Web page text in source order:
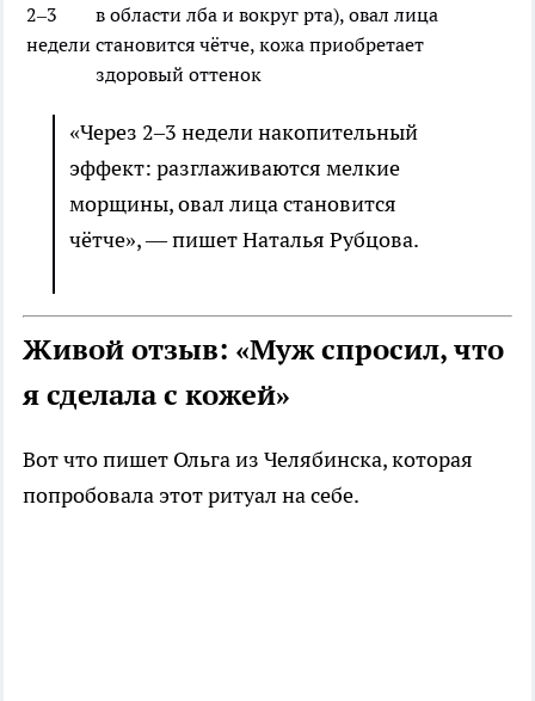
2–3
недели
в области лба и вокруг рта), овал лица
становится чётче, кожа приобретает
здоровый оттенок
«Через 2–3 недели накопительный
эффект: разглаживаются мелкие
морщины, овал лица становится
чётче», — пишет Наталья Рубцова.
Живой отзыв: «Муж спросил, что
я сделала с кожей»
Вот что пишет Ольга из Челябинска, которая
попробовала этот ритуал на себе.